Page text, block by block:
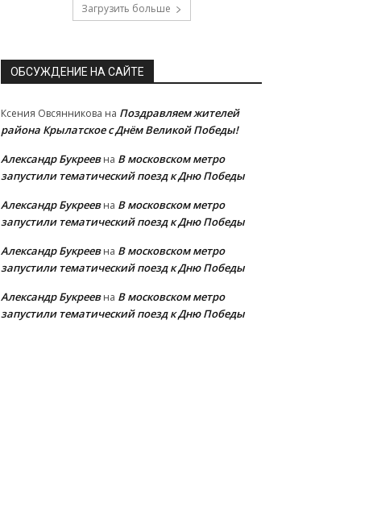
Загрузить больше
ОБСУЖДЕНИЕ НА САЙТЕ
Ксения Овсянникова на Поздравляем жителей
района Крылатское с Днём Великой Победы!
Александр Букреевна В московском метро
запустили тематический поезд к Дню Победы
Александр Букреевна В московском метро
запустили тематический поезд к Дню Победы
Александр Букреевна В московском метро
запустили тематический поезд к Дню Победы
Александр Букреевна В московском метро
запустили тематический поезд к Дню Победы